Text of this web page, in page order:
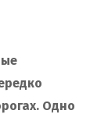
Одно